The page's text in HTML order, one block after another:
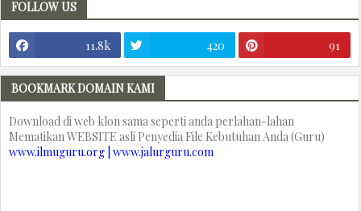
FOLLOW US
11.8k 420 91
BOOKMARK DOMAIN KAMI
Download di web klon sama seperti anda perlahan-lahan
Mematikan WEBSITE asli Penyedia File Kebutuhan Anda (Guru)
www.ilmuguru.org | www.jalurguru.com